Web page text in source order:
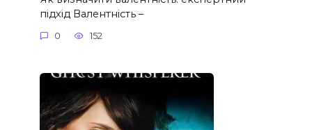
підхід Валентність –
0 152